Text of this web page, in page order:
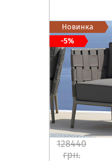
128440
грн.
Новинка
-5%